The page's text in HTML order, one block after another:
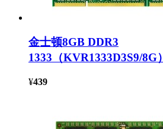
金士顿8GB DDR3
1333（KVR1333D3S9/8G）
¥439